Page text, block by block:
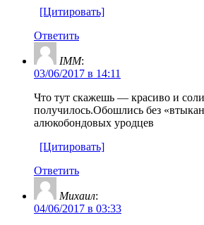
[Цитировать]
Ответить
IMM:
03/06/2017 в 14:11
Что тут скажешь — красиво и
получилось.Обошлись без
алюкобондовых уродцев
[Цитировать]
Ответить
Михаил:
04/06/2017 в 03:33